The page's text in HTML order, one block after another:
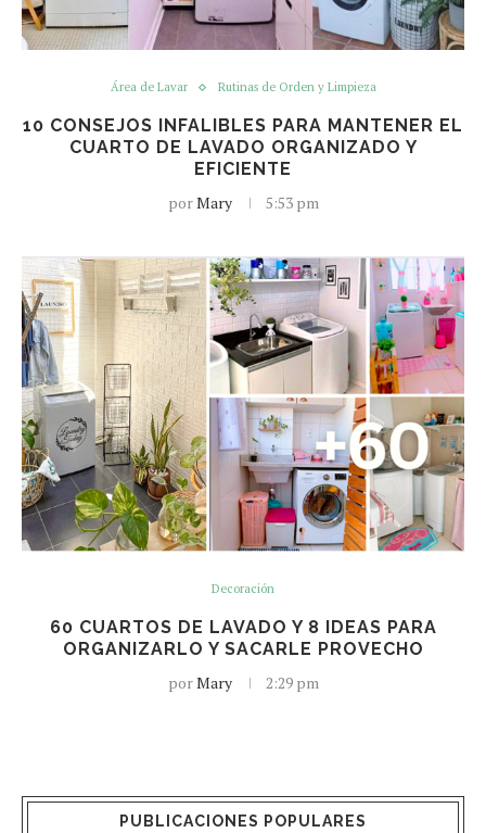
Área de Lavar Rutinas de Orden y Limpieza
10 CONSEJOS INFALIBLES PARA MANTENER EL
CUARTO DE LAVADO ORGANIZADO Y
EFICIENTE
porMary 5:53 pm
Decoración
60 CUARTOS DE LAVADO Y 8 IDEAS PARA
ORGANIZARLO Y SACARLE PROVECHO
porMary 2:29 pm
PUBLICACIONES POPULARES